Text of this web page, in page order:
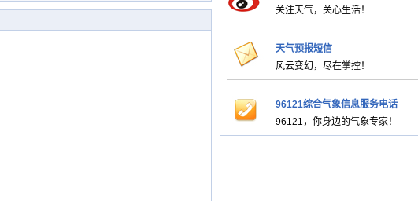
关注天气，关心生活！
天气预报短信
风云变幻，尽在掌控！
96121综合气象信息服务电话
96121，你身边的气象专家！